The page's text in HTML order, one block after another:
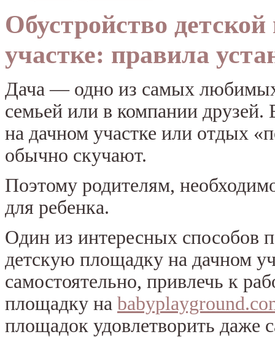
Обустройство
участке: правила
Дача — одно из самых
семьей или в компании друзей.
на дачном участке или отдых
обычно скучают.
Поэтому родителям,
для ребенка.
Один из интересных способов
детскую площадку на дачном
самостоятельно, привлечь к
площадку на
площадок удовлетворить даже